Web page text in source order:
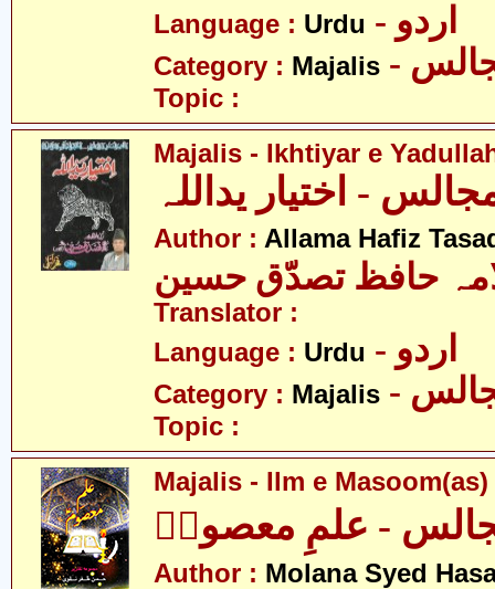
Language : Urdu - اردو
Category : Majalis
Topic :
Majalis - Ikhtiyar e
- اختیار یداللہ
Author : Allama Hafiz
حافظ تصدّق حسین
Translator :
Language : Urdu - اردو
Category : Majalis
Topic :
Majalis - Ilm e Masoom(as)
- علمِ معصومؑ
Author : Molana Syed